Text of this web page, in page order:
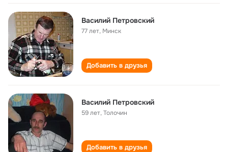
Василий Петровский
77 лет, Минск
Добавить в друзья
Василий Петровский
59 лет,Толочин
Добавить в друзья